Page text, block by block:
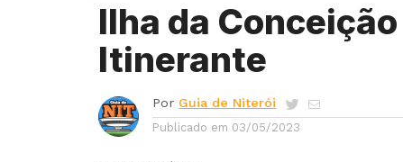
Ilha da
Itinerante
Por Guia de Niterói
Publicado em 03/05/2023